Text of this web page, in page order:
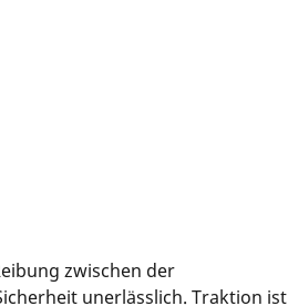
zwischen der
unerlässlich. Traktion ist